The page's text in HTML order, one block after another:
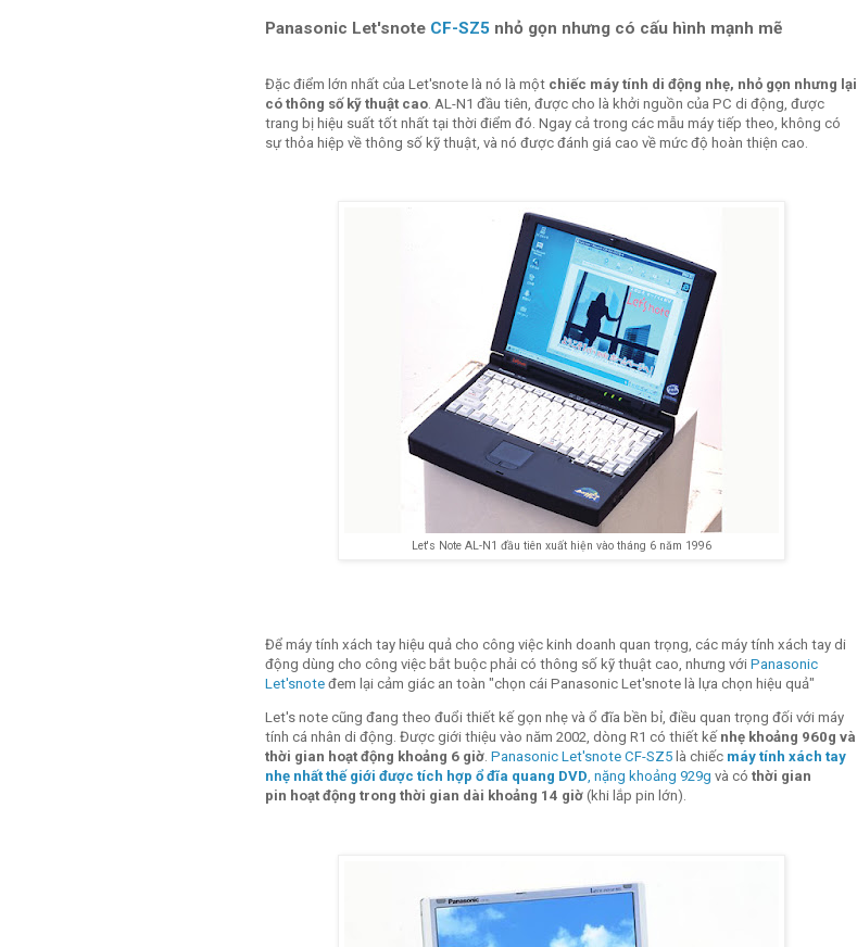
Panasonic Let'snote CF-SZ5 nhỏ gọn nhưng có cấu hình mạnh mẽ
Đặc điểm lớn nhất của Let'snote là nó là một chiếc máy tính di động nhẹ, nhỏ gọn nhưng lại
có thông số kỹ thuật cao . AL-N1 đầu tiên, được cho là khởi nguồn của PC di động, được
trang bị hiệu suất tốt nhất tại thời điểm đó. Ngay cả trong các mẫu máy tiếp theo, không có
sự thỏa hiệp về thông số kỹ thuật, và nó được đánh giá cao về mức độ hoàn thiện cao.
Let's Note AL-N1 đầu tiên xuất hiện vào tháng 6 năm 1996
Để máy tính xách tay hiệu quả cho công việc kinh doanh quan trọng, các máy tính xách tay di
động dùng cho công việc bắt buộc phải có thông số kỹ thuật cao, nhưng với Panasonic
Let'snote đem lại cảm giác an toàn "chọn cái Panasonic Let'snote là lựa chọn hiệu quả"
Let's note cũng đang theo đuổi thiết kế gọn nhẹ và ổ đĩa bền bỉ, điều quan trọng đối với máy
tính cá nhân di động. Được giới thiệu vào năm 2002, dòng R1 có thiết kế nhẹ khoảng 960g và
thời gian hoạt động khoảng 6 giờ. Panasonic Let'snote CF-SZ5 là chiếc máy tính xách tay
nhẹ nhất thế giới được tích hợp ổ đĩa quang DVD, nặng khoảng 929g và có thời gian
pin hoạt động trong thời gian dài khoảng 14 giờ (khi lắp pin lớn).